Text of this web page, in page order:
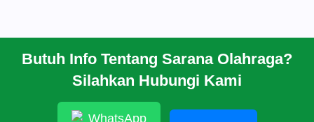
Butuh Info Tentang Sarana Olahraga?
Silahkan Hubungi Kami
WhatsApp
CARA PESAN